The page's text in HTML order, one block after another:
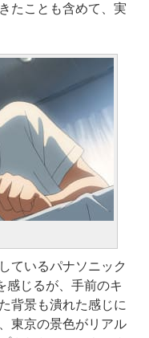
たことも含めて、実
ているパナソニック
感じるが、手前のキ
背景も潰れた感じに
東京の景色がリアル